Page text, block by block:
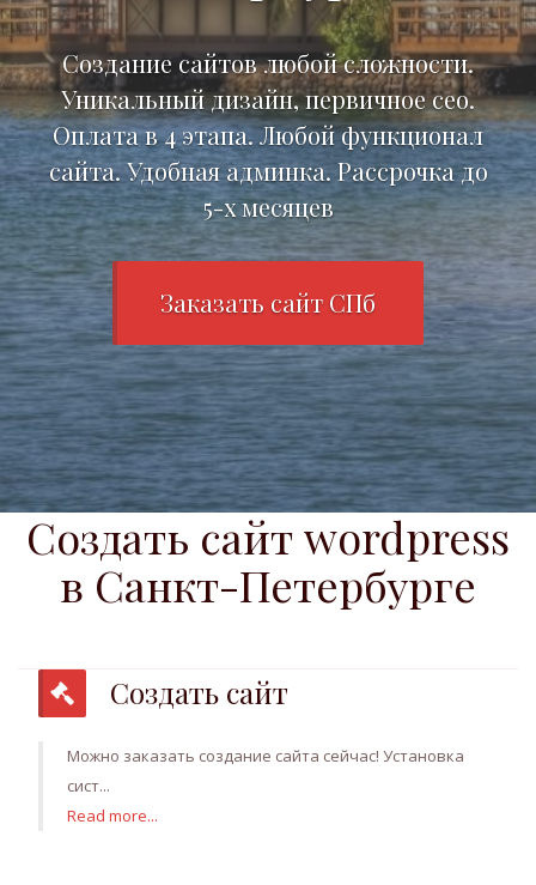
Создание сайтов любой сложности.
Уникальный дизайн, первичное сео.
Оплата в 4 этапа. Любой функционал
сайта. Удобная админка. Рассрочка до
5-х месяцев
Заказать сайт СПб
Создать сайт wordpress
в Санкт-Петербурге
Создать сайт
Можно заказать создание сайта сейчас! Установка
сист...
Read more...